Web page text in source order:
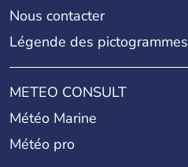
Nous contacter
Légende des pictogrammes
METEO CONSULT
Météo Marine
Météo pro